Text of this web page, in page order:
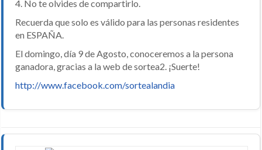
4. No te olvides de compartirlo.
Recuerda que solo es válido para las personas residentes
en ESPAÑA.
El domingo, día 9 de Agosto, conoceremos a la persona
ganadora, gracias a la web de sortea2. ¡Suerte!
http://www.facebook.com/sortealandia